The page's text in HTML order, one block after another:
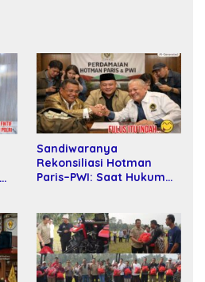
Sandiwaranya
Rekonsiliasi Hotman
Paris–PWI: Saat Hukum